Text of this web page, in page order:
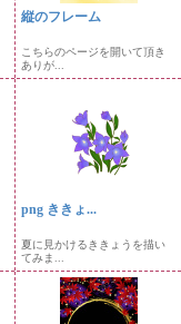
縦のフレーム
こちらのページを開いて頂き
ありが...
png ききょ...
夏に見かけるききょうを描い
てみま...